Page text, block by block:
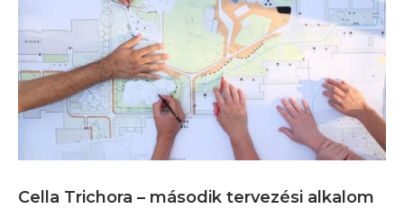
Cella Trichora – második tervezési alkalom